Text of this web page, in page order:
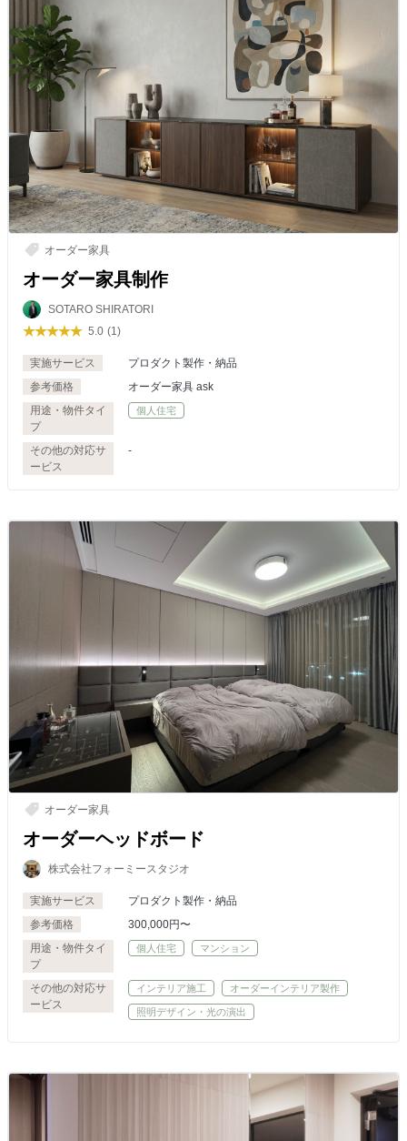
オーダー家具
オーダー家具制作
SOTARO SHIRATORI
5.0 (1)
実施サービス
プロダクト製作・納品
参考価格
オーダー家具 ask
用途・物件タイ
プ
個人住宅
その他の対応サ
ービス
-
オーダー家具
オーダーヘッドボード
株式会社フォーミースタジオ
実施サービス
プロダクト製作・納品
参考価格
300,000円〜
用途・物件タイ
プ
個人住宅 マンション
その他の対応サ
ービス
インテリア施工 オーダーインテリア製作
照明デザイン・光の演出